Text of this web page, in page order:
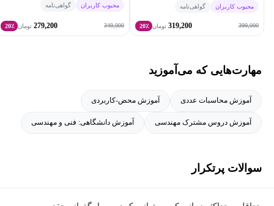
محبوب کاربران گواهی‌نامه
399,000
319,200 تومان 20٪
محبوب کاربران گواهی‌نامه
349,000
279,200 تومان 20٪
مهارت‌هایی که می‌آموزید
آموزش محاسبات عددی آموزش محض-کاربردی
آموزش دروس مشترک مهندسی آموزش دانشگاهی: فنی و مهندسی
سوالات پرتکرار